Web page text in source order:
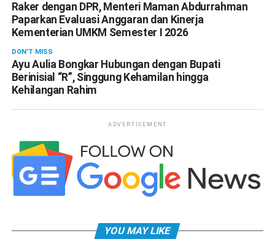
Raker dengan DPR, Menteri Maman Abdurrahman
Paparkan Evaluasi Anggaran dan Kinerja
Kementerian UMKM Semester I 2026
DON'T MISS
Ayu Aulia Bongkar Hubungan dengan Bupati
Berinisial “R”, Singgung Kehamilan hingga
Kehilangan Rahim
ADVERTISEMENT
YOU MAY LIKE